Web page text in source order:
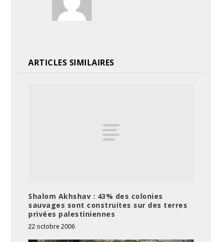
ARTICLES SIMILAIRES
Shalom Akhshav : 43% des colonies
sauvages sont construites sur des terres
privées palestiniennes
22 octobre 2006